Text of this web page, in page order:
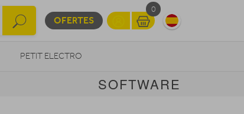
OFERTES
0
PETIT ELECTRO
SOFTWARE